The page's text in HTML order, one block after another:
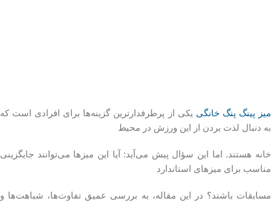
میز پینگ پنگ خانگی یکی از پرطرفدارترین گزینه‌ها برای افرادی است که
به دنبال لذت بردن از این ورزش در محیط
خانه هستند. اما این سؤال پیش می‌آید: آیا این میزها می‌توانند جایگزینی
مناسب برای میزهای استاندارد
مسابقات باشند؟ در این مقاله، به بررسی عمیق تفاوت‌ها، شباهت‌ها و